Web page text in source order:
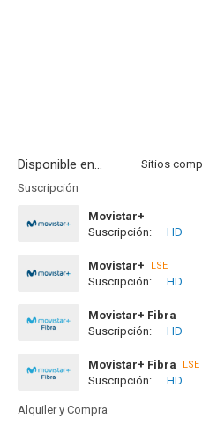
Disponible en...
Suscripción
Movistar+
Disponible hasta el
Suscripción: HD
Movistar+
LSE
Disponible hasta el
Suscripción: HD
Movistar+ Fibra
Disponible hasta el
Suscripción: HD
Movistar+ Fibra
LSE
Disponible hasta el
Suscripción: HD
Alquiler y Compra